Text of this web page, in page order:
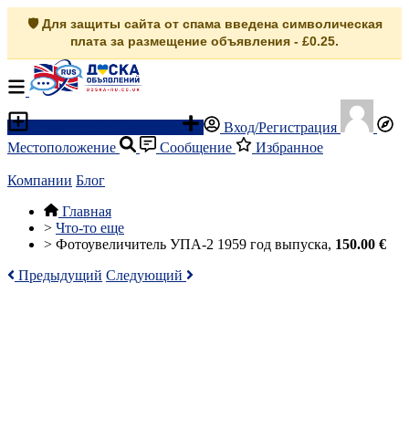
🛡️ Для защиты сайта от спама введена символическая
плата за размещение объявления - £0.25.
Вход/Регистрация
Местоположение
Сообщение Избранное
Компании Блог
Главная
> Что-то еще
> Фотоувеличитель УПА-2 1959 год выпуска, 150.00 €
Предыдущий Следующий